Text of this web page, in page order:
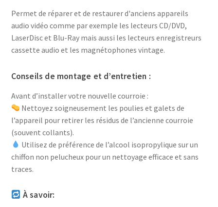
Permet de réparer et de restaurer d'anciens appareils
audio vidéo comme par exemple les lecteurs CD/DVD,
LaserDisc et Blu-Ray mais aussi les lecteurs enregistreurs
cassette audio et les magnétophones vintage.
Conseils de montage et d’entretien :
Avant d’installer votre nouvelle courroie :
Nettoyez soigneusement les poulies et galets de
l’appareil pour retirer les résidus de l’ancienne courroie
(souvent collants).
Utilisez de préférence de l’alcool isopropylique sur un
chiffon non pelucheux pour un nettoyage efficace et sans
traces.
À savoir: